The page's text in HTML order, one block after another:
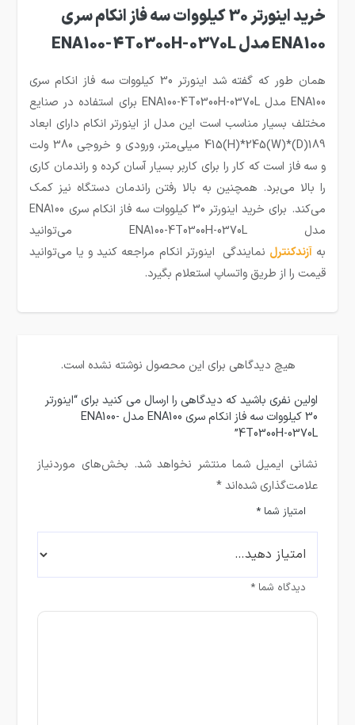
خرید اینورتر 30 کیلووات سه فاز انکام سری
ENA100 مدل ENA100-4T0300H-0370L
همان طور که گفته شد اینورتر 30 کیلووات سه فاز انکام سری
ENA100 مدل ENA100-4T0300H-0370L برای استفاده در صنایع
مختلف بسیار مناسب است این مدل از اینورتر انکام دارای ابعاد
189(D)*415(H)*245(W) میلی‌متر، ورودی و خروجی 380 ولت
و سه فاز است که کار را برای کاربر بسیار آسان کرده و راندمان کاری
را بالا می‌برد. همچنین به بالا رفتن راندمان دستگاه نیز کمک
می‌کند. برای خرید اینورتر 30 کیلووات سه فاز انکام سری ENA100
مدل ENA100-4T0300H-0370L می‌توانید
به آزندکنترل نمایندگی اینورتر انکام مراجعه کنید و یا می‌توانید
قیمت را از طریق واتساپ استعلام بگیرد.
هیچ دیدگاهی برای این محصول نوشته نشده است.
اولین نفری باشید که دیدگاهی را ارسال می کنید برای “اینورتر
30 کیلووات سه فاز انکام سری ENA100 مدل ENA100-
4T0300H-0370L”
نشانی ایمیل شما منتشر نخواهد شد. بخش‌های موردنیاز
علامت‌گذاری شده‌اند*
امتیاز شما*
دیدگاه شما*